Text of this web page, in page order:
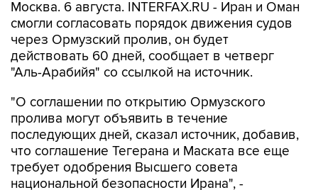
через Ормузский пролив, он будет
действовать 60 дней, сообщает в четверг
"Аль-Арабийя" со ссылкой на источник.
"О соглашении по открытию Ормузского
последующих дней, сказал источник, добавив,
что соглашение Тегерана и Маската все еще
требует одобрения Высшего совета
национальной безопасности Ирана", -
информирует телеканал.